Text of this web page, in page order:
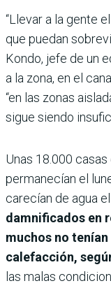
“Llevar a la gente
que puedan
Kondo, jefe de un
a la zona, en el
“en las zonas
sigue siendo
Unas 18.000
permanecían el
carecían de agua
damnificados en
muchos no
calefacción,
las malas